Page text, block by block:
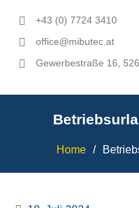
+43 (0) 7724 3410
office@mibutec.at
Gewerbestraße 16,
Home